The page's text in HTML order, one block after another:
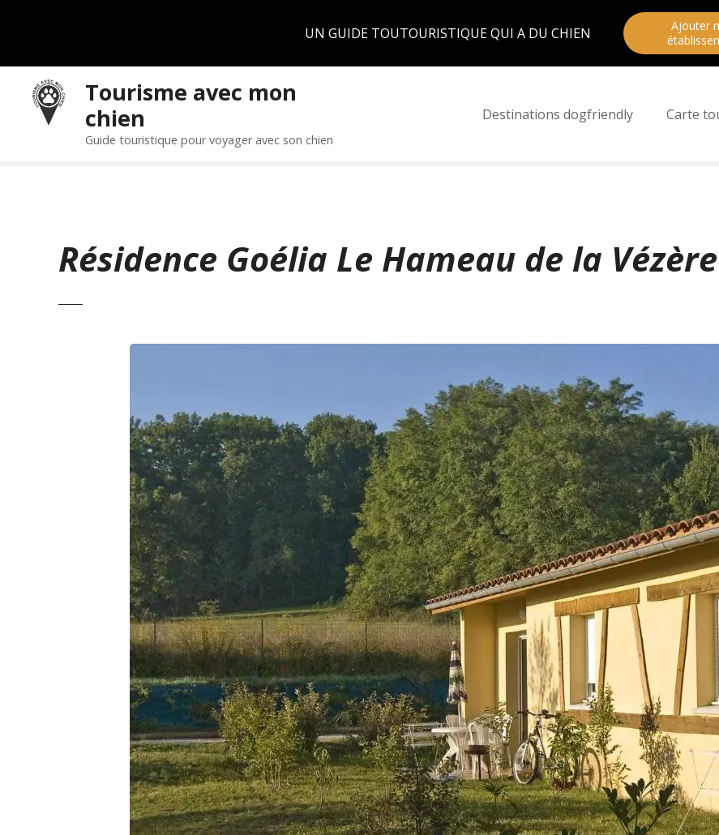
UN GUIDE TOUTOURISTIQUE QUI A DU CHIEN
Ajouter
Tourisme avec mon
chien
Guide touristique pour voyager avec son chien
Destinations dogfriendly Carte
Résidence Goélia Le Hameau de la Vézère